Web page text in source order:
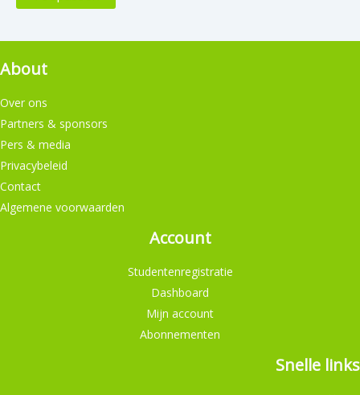
c
h
i
b
a
a
r
About
Over ons
Partners & sponsors
Pers & media
Privacybeleid
Contact
Algemene voorwaarden
Account
Studentenregistratie
Dashboard
Mijn account
Abonnementen
Snelle links